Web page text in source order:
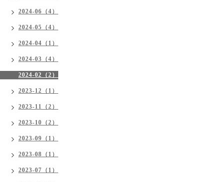
2024-06（4）
2024-05（4）
2024-04（1）
2024-03（4）
2024-02（2）
2023-12（1）
2023-11（2）
2023-10（2）
2023-09（1）
2023-08（1）
2023-07（1）